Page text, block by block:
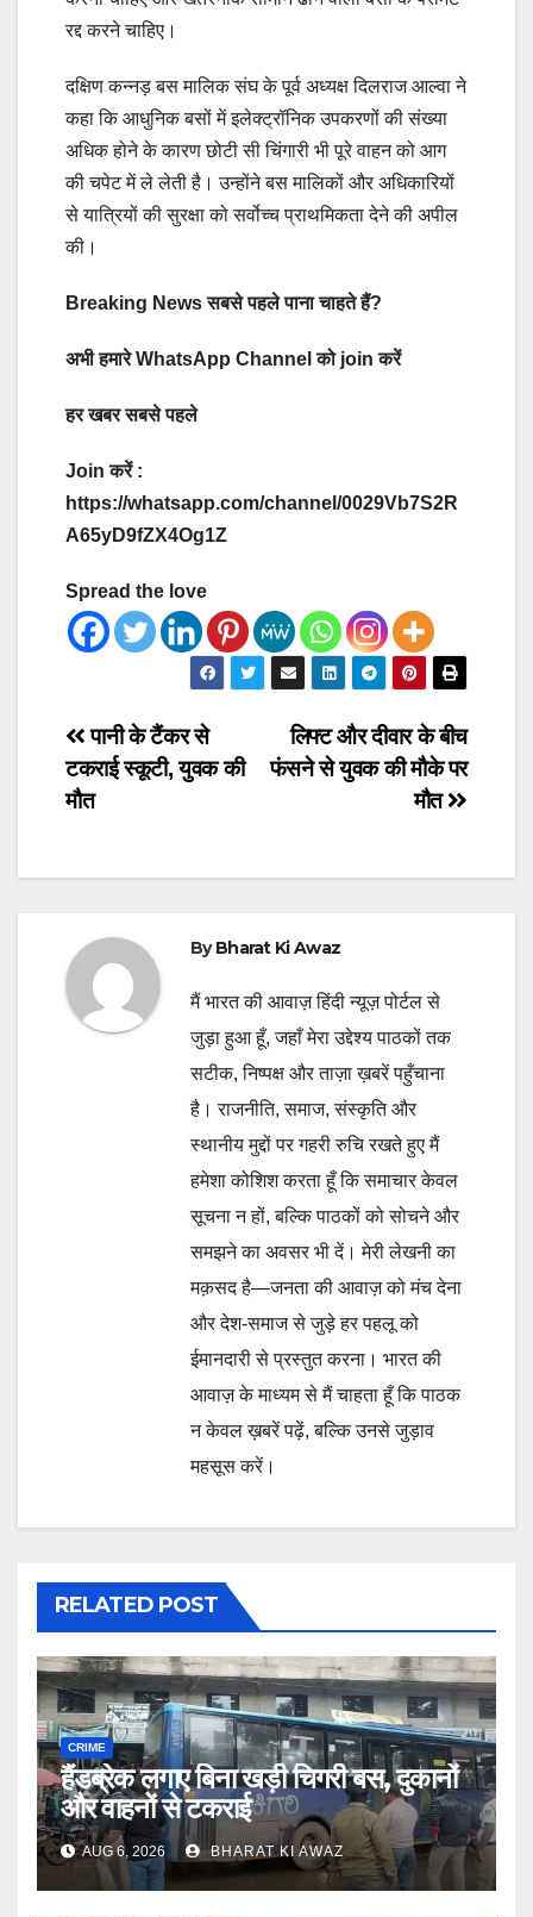
रद्द करने चाहिए।
दक्षिण कन्नड़ बस मालिक संघ के पूर्व अध्यक्ष दिलराज आल्वा ने
कहा कि आधुनिक बसों में इलेक्ट्रॉनिक उपकरणों की संख्या
अधिक होने के कारण छोटी सी चिंगारी भी पूरे वाहन को आग
की चपेट में ले लेती है। उन्होंने बस मालिकों और अधिकारियों
से यात्रियों की सुरक्षा को सर्वोच्च प्राथमिकता देने की अपील
की।
Breaking News सबसे पहले पाना चाहते हैं?
अभी हमारे WhatsApp Channel को join करें
हर खबर सबसे पहले
Join करें :
https://whatsapp.com/channel/0029Vb7S2R
A65yD9fZX4Og1Z
Spread the love
Post
navigation
लिफ्ट और दीवार के बीच
फंसने से युवक की मौके पर
मौत
पानी के टैंकर से
टकराई स्कूटी, युवक की
मौत
ByBharat Ki Awaz
मैं भारत की आवाज़ हिंदी न्यूज़ पोर्टल से
जुड़ा हुआ हूँ, जहाँ मेरा उद्देश्य पाठकों तक
सटीक, निष्पक्ष और ताज़ा ख़बरें पहुँचाना
है। राजनीति, समाज, संस्कृति और
स्थानीय मुद्दों पर गहरी रुचि रखते हुए मैं
हमेशा कोशिश करता हूँ कि समाचार केवल
सूचना न हों, बल्कि पाठकों को सोचने और
समझने का अवसर भी दें। मेरी लेखनी का
मक़सद है—जनता की आवाज़ को मंच देना
और देश-समाज से जुड़े हर पहलू को
ईमानदारी से प्रस्तुत करना। भारत की
आवाज़ के माध्यम से मैं चाहता हूँ कि पाठक
न केवल ख़बरें पढ़ें, बल्कि उनसे जुड़ाव
महसूस करें।
RELATED POST
CRIME
हैंडब्रेक लगाए बिना खड़ी चिगरी बस, दुकानों
और वाहनों से टकराई
AUG 6, 2026 BHARAT KI AWAZ